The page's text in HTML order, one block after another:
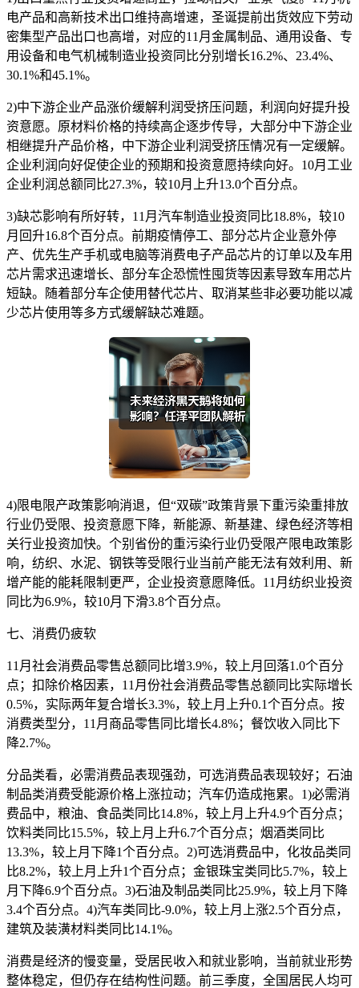
电产品和高新技术出口维持高增速，圣诞提前出货效应下劳动
密集型产品出口也高增，对应的11月金属制品、通用设备、专
用设备和电气机械制造业投资同比分别增长16.2%、23.4%、
30.1%和45.1%。
2)中下游企业产品涨价缓解利润受挤压问题，利润向好提升投
资意愿。原材料价格的持续高企逐步传导，大部分中下游企业
相继提升产品价格，中下游企业利润受挤压情况有一定缓解。
企业利润向好促使企业的预期和投资意愿持续向好。10月工业
企业利润总额同比27.3%，较10月上升13.0个百分点。
3)缺芯影响有所好转，11月汽车制造业投资同比18.8%，较10
月回升16.8个百分点。前期疫情停工、部分芯片企业意外停
产、优先生产手机或电脑等消费电子产品芯片的订单以及车用
芯片需求迅速增长、部分车企恐慌性囤货等因素导致车用芯片
短缺。随着部分车企使用替代芯片、取消某些非必要功能以减
少芯片使用等多方式缓解缺芯难题。
4)限电限产政策影响消退，但“双碳”政策背景下重污染重排放
行业仍受限、投资意愿下降，新能源、新基建、绿色经济等相
关行业投资加快。个别省份的重污染行业仍受限产限电政策影
响，纺织、水泥、钢铁等受限行业当前产能无法有效利用、新
增产能的能耗限制更严，企业投资意愿降低。11月纺织业投资
同比为6.9%，较10月下滑3.8个百分点。
七、消费仍疲软
11月社会消费品零售总额同比增3.9%，较上月回落1.0个百分
点；扣除价格因素，11月份社会消费品零售总额同比实际增长
0.5%，实际两年复合增长3.3%，较上月上升0.1个百分点。按
消费类型分，11月商品零售同比增长4.8%；餐饮收入同比下
降2.7%。
分品类看，必需消费品表现强劲，可选消费品表现较好；石油
制品类消费受能源价格上涨拉动；汽车仍造成拖累。1)必需消
费品中，粮油、食品类同比14.8%，较上月上升4.9个百分点；
饮料类同比15.5%，较上月上升6.7个百分点；烟酒类同比
13.3%，较上月下降1个百分点。2)可选消费品中，化妆品类同
比8.2%，较上月上升1个百分点；金银珠宝类同比5.7%，较上
月下降6.9个百分点。3)石油及制品类同比25.9%，较上月下降
3.4个百分点。4)汽车类同比-9.0%，较上月上涨2.5个百分点，
建筑及装潢材料类同比14.1%。
消费是经济的慢变量，受居民收入和就业影响，当前就业形势
整体稳定，但仍存在结构性问题。前三季度，全国居民人均可